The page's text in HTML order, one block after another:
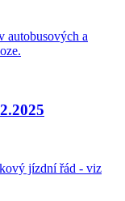
autobusových a
jízdní řád - viz